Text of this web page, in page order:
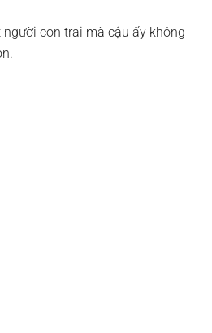
con trai mà cậu ấy không